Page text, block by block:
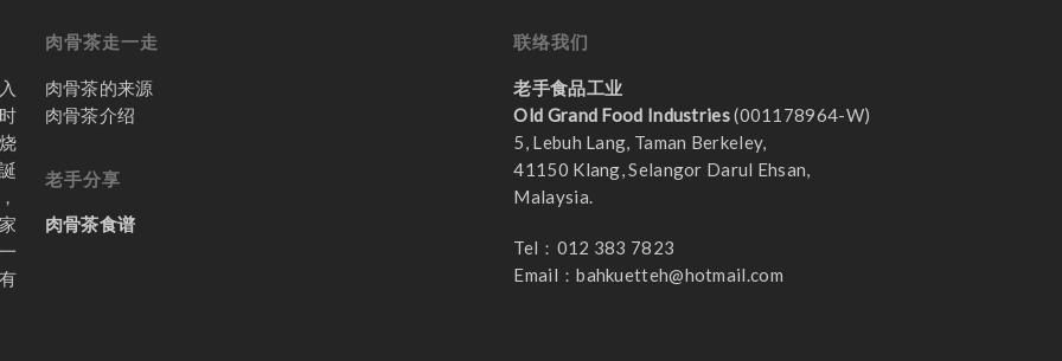
肉骨茶走一走
肉骨茶的来源
肉骨茶介绍
老手分享
肉骨茶食谱
联络我们
老手食品工业
Old Grand Food Industries(001178964-W)
5, Lebuh Lang, Taman Berkeley,
41150 Klang, Selangor Darul Ehsan,
Malaysia.
Tel：012 383 7823
Email：bahkuetteh@hotmail.com